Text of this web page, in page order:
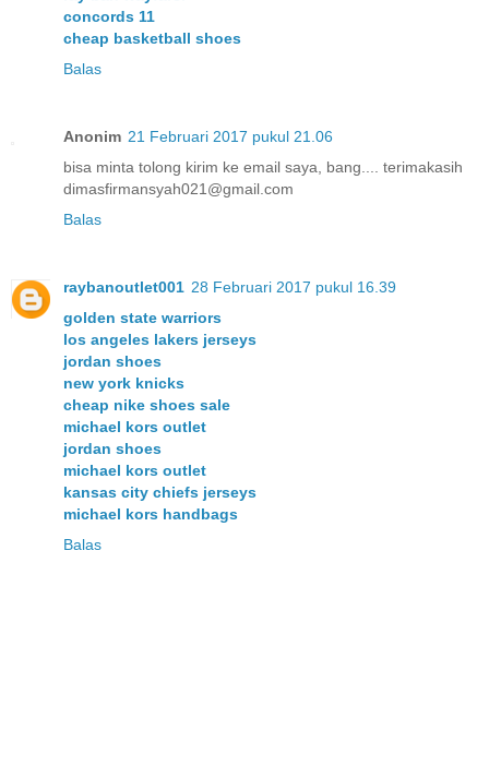
concords 11
cheap basketball shoes
Balas
Anonim 21 Februari 2017 pukul 21.06
bisa minta tolong kirim ke email saya, bang.... terimakasih
dimasfirmansyah021@gmail.com
Balas
raybanoutlet001 28 Februari 2017 pukul 16.39
golden state warriors
los angeles lakers jerseys
jordan shoes
new york knicks
cheap nike shoes sale
michael kors outlet
jordan shoes
michael kors outlet
kansas city chiefs jerseys
michael kors handbags
Balas